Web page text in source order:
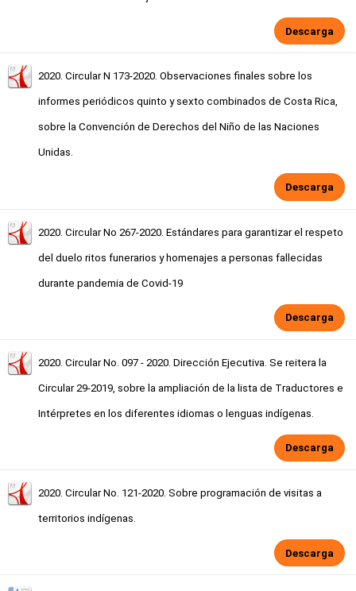
Descarga
2020. Circular N 173-2020. Observaciones finales sobre los
informes periódicos quinto y sexto combinados de Costa Rica,
sobre la Convención de Derechos del Niño de las Naciones
Unidas.
Descarga
2020. Circular No 267-2020. Estándares para garantizar el respeto
del duelo ritos funerarios y homenajes a personas fallecidas
durante pandemia de Covid-19
Descarga
2020. Circular No. 097 - 2020. Dirección Ejecutiva. Se reitera la
Circular 29-2019, sobre la ampliación de la lista de Traductores e
Intérpretes en los diferentes idiomas o lenguas indígenas.
Descarga
2020. Circular No. 121-2020. Sobre programación de visitas a
territorios indígenas.
Descarga